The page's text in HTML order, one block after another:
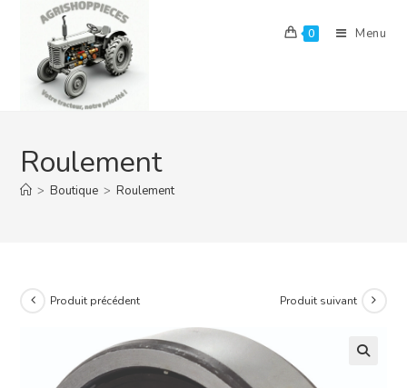
content
0 Menu
Roulement
> Boutique > Roulement
Produit précédent Produit suivant